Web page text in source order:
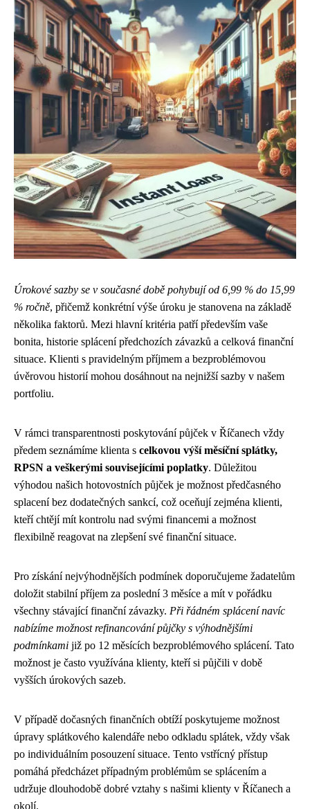
Úrokové sazby se v současné době pohybují od 6,99 % do 15,99
% ročně, přičemž konkrétní výše úroku je stanovena na základě
několika faktorů. Mezi hlavní kritéria patří především vaše
bonita, historie splácení předchozích závazků a celková finanční
situace. Klienti s pravidelným příjmem a bezproblémovou
úvěrovou historií mohou dosáhnout na nejnižší sazby v našem
portfoliu.
V rámci transparentnosti poskytování půjček v Říčanech vždy
předem seznámíme klienta s celkovou výší měsíční splátky,
RPSN a veškerými souvisejícími poplatky. Důležitou
výhodou našich hotovostních půjček je možnost předčasného
splacení bez dodatečných sankcí, což oceňují zejména klienti,
kteří chtějí mít kontrolu nad svými financemi a možnost
flexibilně reagovat na zlepšení své finanční situace.
Pro získání nejvýhodnějších podmínek doporučujeme žadatelům
doložit stabilní příjem za poslední 3 měsíce a mít v pořádku
všechny stávající finanční závazky. Při řádném splácení navíc
nabízíme možnost refinancování půjčky s výhodnějšími
podmínkami již po 12 měsících bezproblémového splácení. Tato
možnost je často využívána klienty, kteří si půjčili v době
vyšších úrokových sazeb.
V případě dočasných finančních obtíží poskytujeme možnost
úpravy splátkového kalendáře nebo odkladu splátek, vždy však
po individuálním posouzení situace. Tento vstřícný přístup
pomáhá předcházet případným problémům se splácením a
udržuje dlouhodobě dobré vztahy s našimi klienty v Říčanech a
okolí.